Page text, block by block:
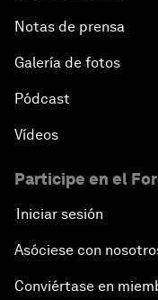
Notas de prensa
Galería de fotos
Pódcast
Vídeos
Participe en el
Iniciar sesión
Asóciese con
Conviértase en